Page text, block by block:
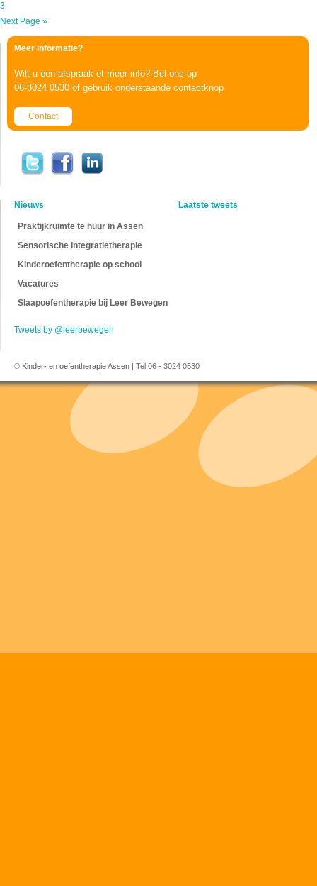
3
Next Page »
Meer informatie?
Wilt u een afspraak of meer info? Bel ons op
06-3024 0530 of gebruik onderstaande contactknop
Contact
Nieuws
Praktijkruimte te huur in Assen
Sensorische Integratietherapie
Kinderoefentherapie op school
Vacatures
Slaapoefentherapie bij Leer Bewegen
Laatste tweets
Tweets by @leerbewegen
© Kinder- en oefentherapie Assen | Tel 06 - 3024 0530